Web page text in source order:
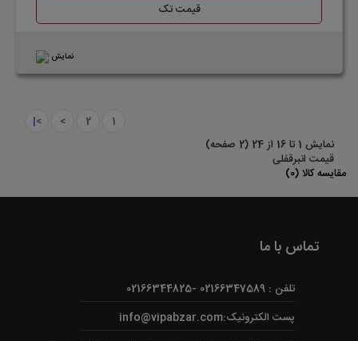
قیمت تک
نمایش
1
2
>
>|
نمايش 1 تا 16 از 24 (2 صفحه)
قیمت انبرقفلی
مقایسه کالا (0)
تماس با ما
تلفن : 02166347589 -02166344825
پست الکترونیک:info@vipabzar.com